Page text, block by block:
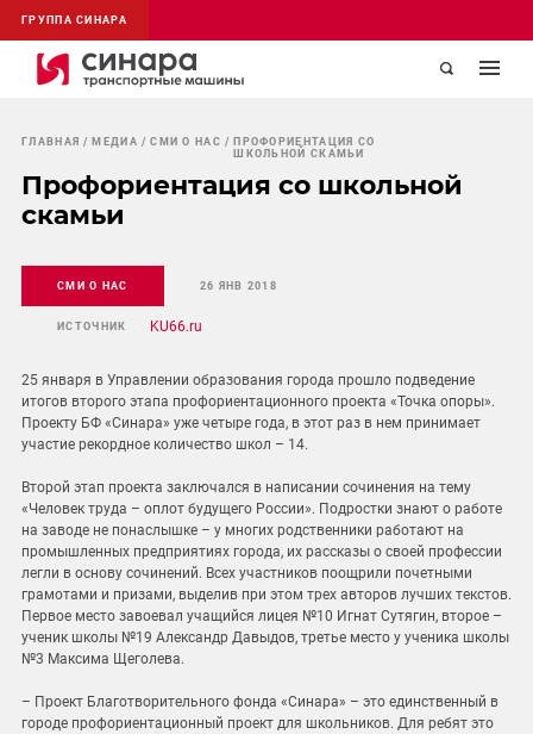
ГРУППА СИНАРА
ГЛАВНАЯ МЕДИА СМИ О НАС
ПРОФОРИЕНТАЦИЯ СО
ШКОЛЬНОЙ СКАМЬИ
Профориентация со школьной
скамьи
СМИ О НАС 26 ЯНВ 2018
ИСТОЧНИК KU66.ru
25 января в Управлении образования города прошло подведение
итогов второго этапа профориентационного проекта «Точка опоры».
Проекту БФ «Синара» уже четыре года, в этот раз в нем принимает
участие рекордное количество школ – 14.
Второй этап проекта заключался в написании сочинения на тему
«Человек труда – оплот будущего России». Подростки знают о работе
на заводе не понаслышке – у многих родственники работают на
промышленных предприятиях города, их рассказы о своей профессии
легли в основу сочинений. Всех участников поощрили почетными
грамотами и призами, выделив при этом трех авторов лучших текстов.
Первое место завоевал учащийся лицея №10 Игнат Сутягин, второе –
ученик школы №19 Александр Давыдов, третье место у ученика школы
№3 Максима Щеголева.
– Проект Благотворительного фонда «Синара» – это единственный в
городе профориентационный проект для школьников. Для ребят это